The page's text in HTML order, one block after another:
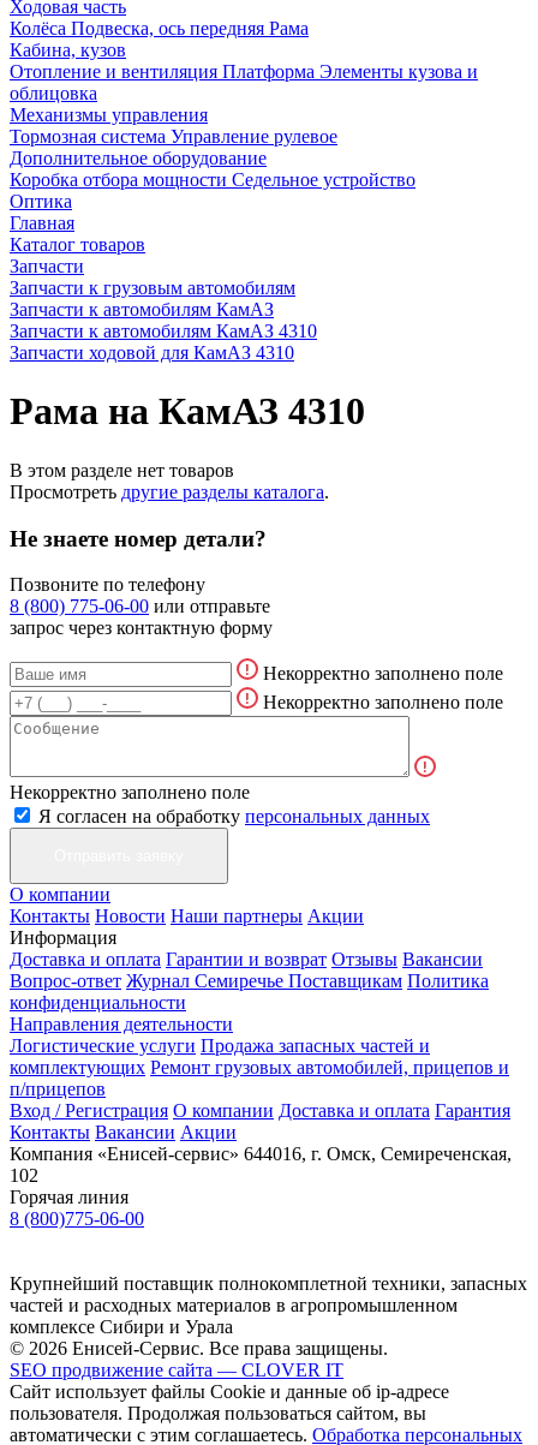
Ходовая часть
Колёса Подвеска, ось передняя Рама
Кабина, кузов
Отопление и вентиляция Платформа Элементы кузова и
облицовка
Механизмы управления
Тормозная система Управление рулевое
Дополнительное оборудование
Коробка отбора мощности Седельное устройство
Оптика
Главная
Каталог товаров
Запчасти
Запчасти к грузовым автомобилям
Запчасти к автомобилям КамАЗ
Запчасти к автомобилям КамАЗ 4310
Запчасти ходовой для КамАЗ 4310
Рама на КамАЗ 4310
В этом разделе нет товаров
Просмотреть другие разделы каталога.
Не знаете номер детали?
Позвоните по телефону
8 (800) 775-06-00 или отправьте
запрос через контактную форму
Некорректно заполнено поле
Некорректно заполнено поле
Некорректно заполнено поле
Я согласен на обработку персональных данных
О компании
Контакты Новости Наши партнеры Акции
Информация
Доставка и оплата Гарантии и возврат Отзывы Вакансии
Вопрос-ответ Журнал Семиречье Поставщикам Политика
конфиденциальности
Направления деятельности
Логистические услуги Продажа запасных частей и
комплектующих Ремонт грузовых автомобилей, прицепов и
п/прицепов
Вход / Регистрация О компании Доставка и оплата Гарантия
Контакты Вакансии Акции
Компания «Енисей-сервис» 644016, г. Омск, Семиреченская,
102
Горячая линия
8 (800)775-06-00
Крупнейший поставщик полнокомплетной техники, запасных
частей и расходных материалов в агропромышленном
комплексе Сибири и Урала
© 2026 Енисей-Сервис. Все права защищены.
SEO продвижение сайта — CLOVER IT
Сайт использует файлы Cookie и данные об ip-адресе
пользователя. Продолжая пользоваться сайтом, вы
автоматически с этим соглашаетесь. Обработка персональных